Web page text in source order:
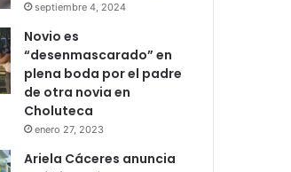
septiembre 4, 2024
Novio es
“desenmascarado” en
plena boda por el padre
de otra novia en
Choluteca
enero 27, 2023
Ariela Cáceres anuncia